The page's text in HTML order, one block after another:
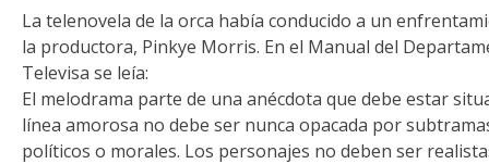
La telenovela de la orca había conducido a un
la productora, Pinkye Morris. En el Manual del
Televisa se leía:
El melodrama parte de una anécdota que debe estar
línea amorosa no debe ser nunca opacada por
políticos o morales. Los personajes no deben ser